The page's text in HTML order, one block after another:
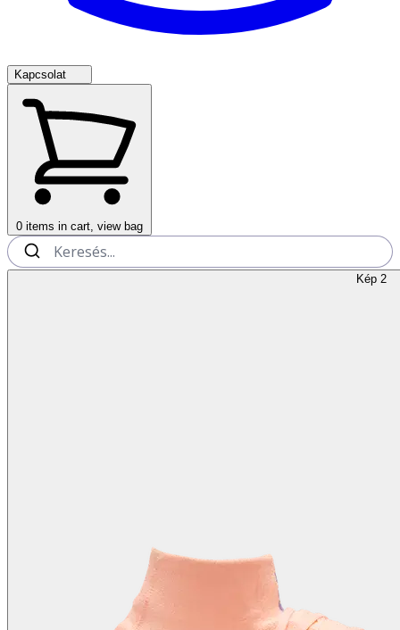
Kapcsolat
0 items in cart, view bag
Kép 2